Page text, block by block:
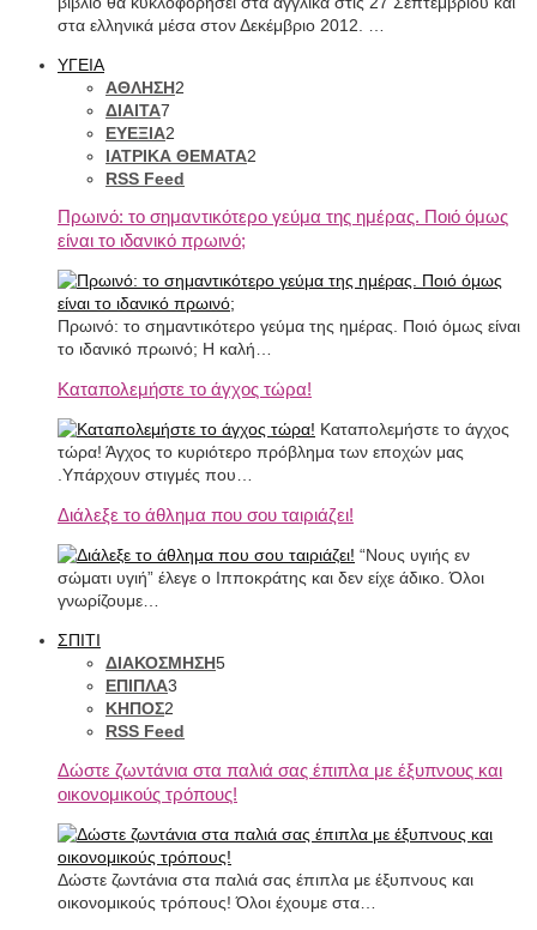
στα ελληνικά μέσα στον Δεκέμβριο 2012. …
ΥΓΕΙΑ
ΑΘΛΗΣΗ2
ΔΙΑΙΤΑ7
ΕΥΕΞΙΑ2
ΙΑΤΡΙΚΑ ΘΕΜΑΤΑ2
RSS Feed
Πρωινό: το σημαντικότερο γεύμα της ημέρας. Ποιό όμως
είναι το ιδανικό πρωινό;
Πρωινό: το σημαντικότερο γεύμα της ημέρας. Ποιό όμως είναι
το ιδανικό πρωινό; Η καλή…
Καταπολεμήστε το άγχος τώρα!
Καταπολεμήστε το άγχος
τώρα! Άγχος το κυριότερο πρόβλημα των εποχών μας
.Υπάρχουν στιγμές που…
Διάλεξε το άθλημα που σου ταιριάζει!
“Νους υγιής εν
σώματι υγιή” έλεγε ο Ιπποκράτης και δεν είχε άδικο. Όλοι
γνωρίζουμε…
ΣΠΙΤΙ
ΔΙΑΚΟΣΜΗΣΗ5
ΕΠΙΠΛΑ3
ΚΗΠΟΣ2
RSS Feed
Δώστε ζωντάνια στα παλιά σας έπιπλα με έξυπνους και
οικονομικούς τρόπους!
Δώστε ζωντάνια στα παλιά σας έπιπλα με έξυπνους και
οικονομικούς τρόπους! Όλοι έχουμε στα…